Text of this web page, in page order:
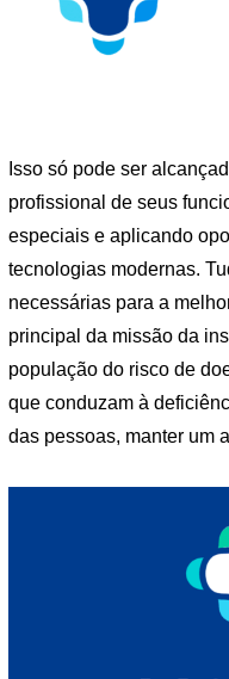
Isso só pode ser
profissional de seus
especiais e aplicando
tecnologias modernas.
necessárias para a
principal da missão da
população do risco de
que conduzam à
das pessoas, manter um